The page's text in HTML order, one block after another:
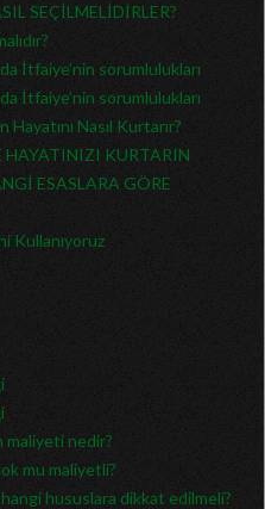
SEÇİLMELİDİRLER?
İtfaiye’nin sorumlulukları
İtfaiye’nin sorumlulukları
Nasıl Kurtarır?
HAYATINIZI KURTARIN
ESASLARA GÖRE
Kullanıyoruz
maliyeti nedir?
mu maliyetli?
hususlara dikkat edilmeli?